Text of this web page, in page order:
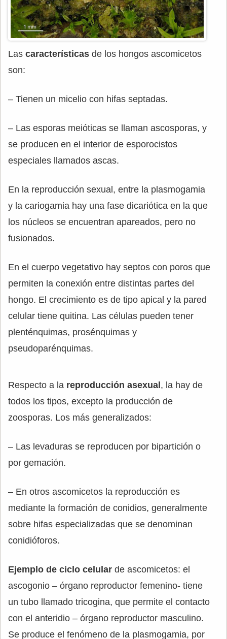
Las características de los hongos ascomicetos
son:
– Tienen un micelio con hifas septadas.
– Las esporas meióticas se llaman ascosporas, y
se producen en el interior de esporocistos
especiales llamados ascas.
En la reproducción sexual, entre la plasmogamia
y la cariogamia hay una fase dicariótica en la que
los núcleos se encuentran apareados, pero no
fusionados.
En el cuerpo vegetativo hay septos con poros que
permiten la conexión entre distintas partes del
hongo. El crecimiento es de tipo apical y la pared
celular tiene quitina. Las células pueden tener
plenténquimas, prosénquimas y
pseudoparénquimas.
Respecto a la reproducción asexual, la hay de
todos los tipos, excepto la producción de
zoosporas. Los más generalizados:
– Las levaduras se reproducen por bipartición o
por gemación.
– En otros ascomicetos la reproducción es
mediante la formación de conidios, generalmente
sobre hifas especializadas que se denominan
conidióforos.
Ejemplo de ciclo celular de ascomicetos: el
ascogonio – órgano reproductor femenino- tiene
un tubo llamado tricogina, que permite el contacto
con el anteridio – órgano reproductor masculino.
Se produce el fenómeno de la plasmogamia, por